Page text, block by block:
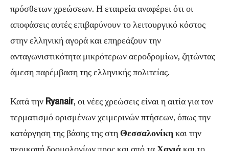
πρόσθετων χρεώσεων. Η εταιρεία αναφέρει ότι οι
αποφάσεις αυτές επιβαρύνουν το λειτουργικό κόστος
στην ελληνική αγορά και επηρεάζουν την
ανταγωνιστικότητα μικρότερων αεροδρομίων, ζητώντας
άμεση παρέμβαση της ελληνικής πολιτείας.
Κατά την Ryanair, οι νέες χρεώσεις είναι η αιτία για τον
τερματισμό ορισμένων χειμερινών πτήσεων, όπως την
κατάργηση της βάσης της στη Θεσσαλονίκηκαι την